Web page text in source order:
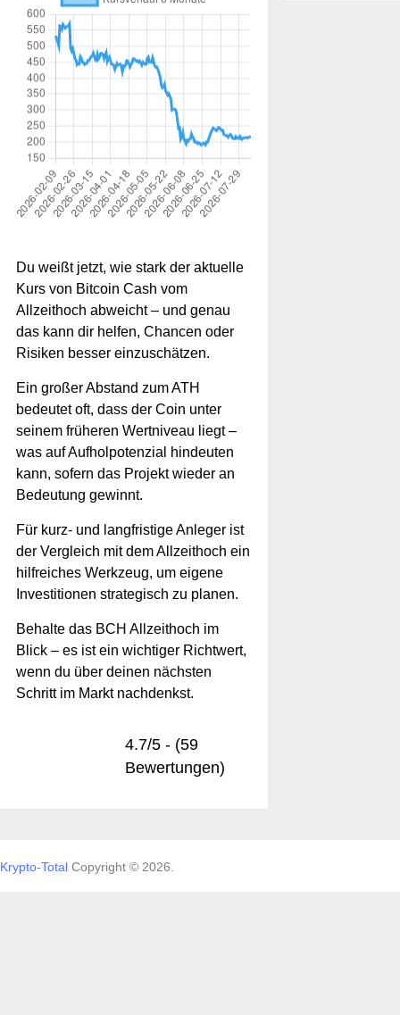
Du weißt jetzt, wie stark der aktuelle
Kurs von Bitcoin Cash vom
Allzeithoch abweicht – und genau
das kann dir helfen, Chancen oder
Risiken besser einzuschätzen.
Ein großer Abstand zum ATH
bedeutet oft, dass der Coin unter
seinem früheren Wertniveau liegt –
was auf Aufholpotenzial hindeuten
kann, sofern das Projekt wieder an
Bedeutung gewinnt.
Für kurz- und langfristige Anleger ist
der Vergleich mit dem Allzeithoch ein
hilfreiches Werkzeug, um eigene
Investitionen strategisch zu planen.
Behalte das BCH Allzeithoch im
Blick – es ist ein wichtiger Richtwert,
wenn du über deinen nächsten
Schritt im Markt nachdenkst.
4.7/5 - (59
Bewertungen)
Krypto-Total Copyright © 2026.